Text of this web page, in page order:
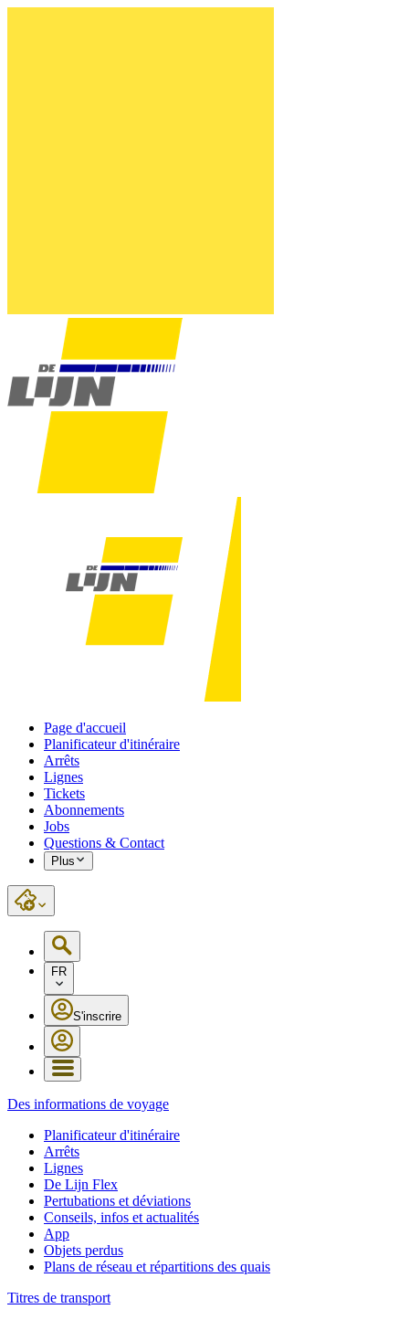
Page d'accueil
Planificateur d'itinéraire
Arrêts
Lignes
Tickets
Abonnements
Jobs
Questions & Contact
Plus
FR
S'inscrire
Des informations de voyage
Planificateur d'itinéraire
Arrêts
Lignes
De Lijn Flex
Pertubations et déviations
Conseils, infos et actualités
App
Objets perdus
Plans de réseau et répartitions des quais
Titres de transport